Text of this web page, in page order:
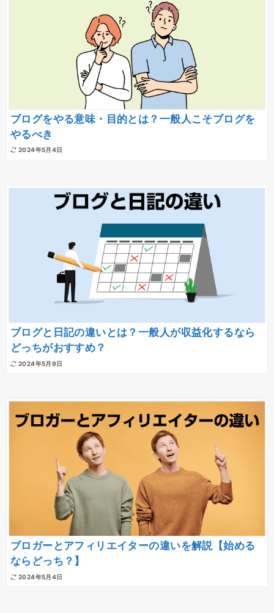
ブログをやる意味・目的とは？一般人こそブログを
やるべき
2024年5月4日
ブログと日記の違いとは？一般人が収益化するなら
どっちがおすすめ？
2024年5月9日
ブロガーとアフィリエイターの違いを解説【始める
ならどっち？】
2024年5月4日